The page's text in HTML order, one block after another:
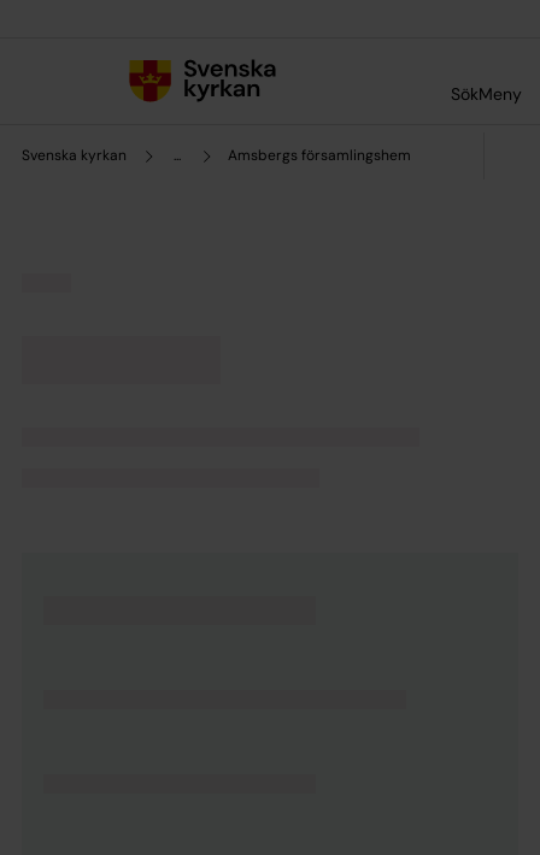
SökMeny
Svenska kyrkan ... Amsbergs församlingshem